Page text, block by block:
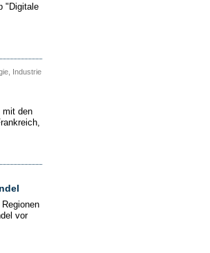
"Digitale
Industrie
mit den
vor